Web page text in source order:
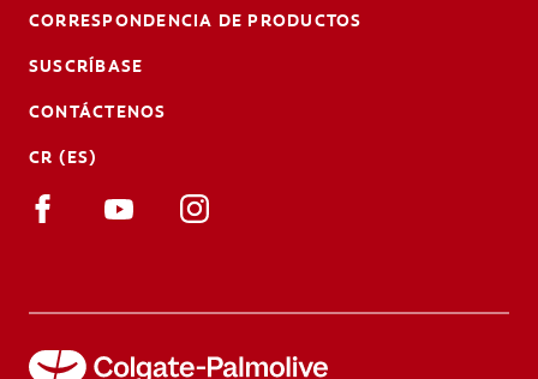
CORRESPONDENCIA DE PRODUCTOS
SUSCRÍBASE
CONTÁCTENOS
CR (ES)